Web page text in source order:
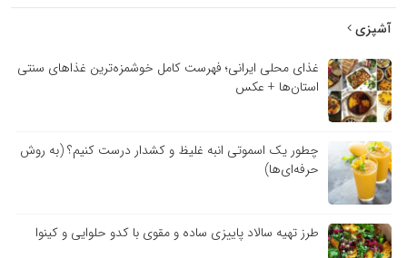
آشپزی
غذای محلی ایرانی؛ فهرست کامل خوشمزه‌ترین غذاهای سنتی
استان‌ها + عکس
چطور یک اسموتی انبه غلیظ و کشدار درست کنیم؟ (به روش
حرفه‌ای‌ها)
طرز تهیه سالاد پاییزی ساده و مقوی با کدو حلوایی و کینوا